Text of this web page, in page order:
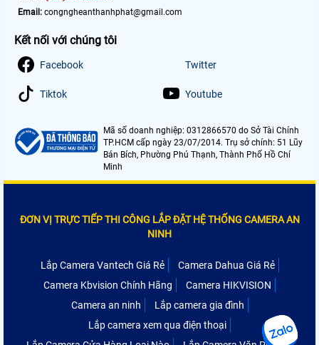
Email: congngheanthanhphat@gmail.com
Kết nối với chúng tôi
Facebook Twitter
Tiktok Youtube
Mã số doanh nghiệp: 0312866570 do Sở Tài Chính
TP.HCM cấp ngày 23/07/2014. Trụ sở chính: 51 Lũy
Bán Bích, Phường Phú Thạnh, Thành Phố Hồ Chí
Minh
ĐƠN VỊ TRỰC TIẾP THI CÔNG LẮP ĐẶT HỆ THỐNG CAMERA AN
NINH
Lắp Camera Vantech Giá Rẻ
Camera Dahua Giá Rẻ
Camera Kbvision Chính Hãng
Camera HIKVISION
Camera an ninh
Lắp camera gia đình
Lắp camera xem qua điện thoại